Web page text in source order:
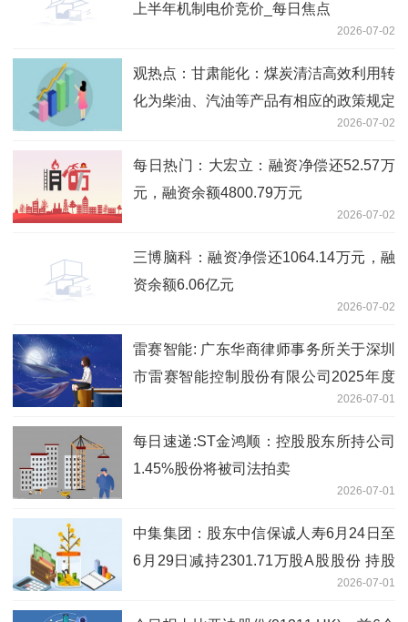
上半年机制电价竞价_每日焦点
2026-07-02
观热点：甘肃能化：煤炭清洁高效利用转
化为柴油、汽油等产品有相应的政策规定
2026-07-02
每日热门：大宏立：融资净偿还52.57万
元，融资余额4800.79万元
2026-07-02
三博脑科：融资净偿还1064.14万元，融
资余额6.06亿元
2026-07-02
雷赛智能: 广东华商律师事务所关于深圳
市雷赛智能控制股份有限公司2025年度
向特定对象发行A股股票的补充法律意见
书（一） 即时
2026-07-01
每日速递:ST金鸿顺：控股股东所持公司
1.45%股份将被司法拍卖
2026-07-01
中集集团：股东中信保诚人寿6月24日至
6月29日减持2301.71万股A股股份 持股
2026-07-01